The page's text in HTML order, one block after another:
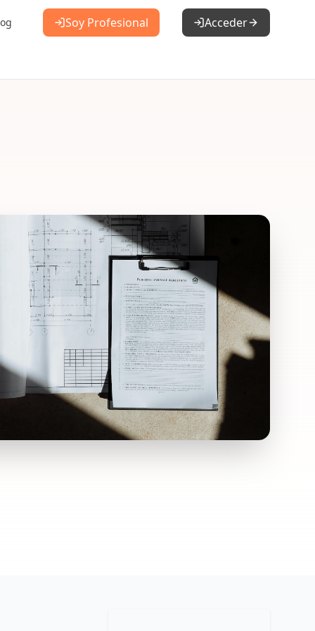
Soy Profesional Acceder